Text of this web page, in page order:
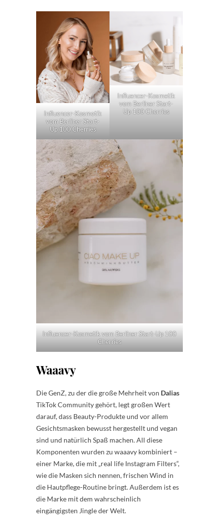
Influencer-Kosmetik
vom Berliner Start-
Up 100 Cherries
Influencer-Kosmetik
vom Berliner Start-
Up 100 Cherries
Influencer-Kosmetik vom Berliner Start-Up 100
Cherries
Waaavy
Die GenZ, zu der die große Mehrheit von Dalias
TikTok Community gehört, legt großen Wert
darauf, dass Beauty-Produkte und vor allem
Gesichtsmasken bewusst hergestellt und vegan
sind und natürlich Spaß machen. All diese
Komponenten wurden zu waaavy kombiniert –
einer Marke, die mit „real life Instagram Filters“,
wie die Masken sich nennen, frischen Wind in
die Hautpflege-Routine bringt. Außerdem ist es
die Marke mit dem wahrscheinlich
eingängigsten Jingle der Welt.